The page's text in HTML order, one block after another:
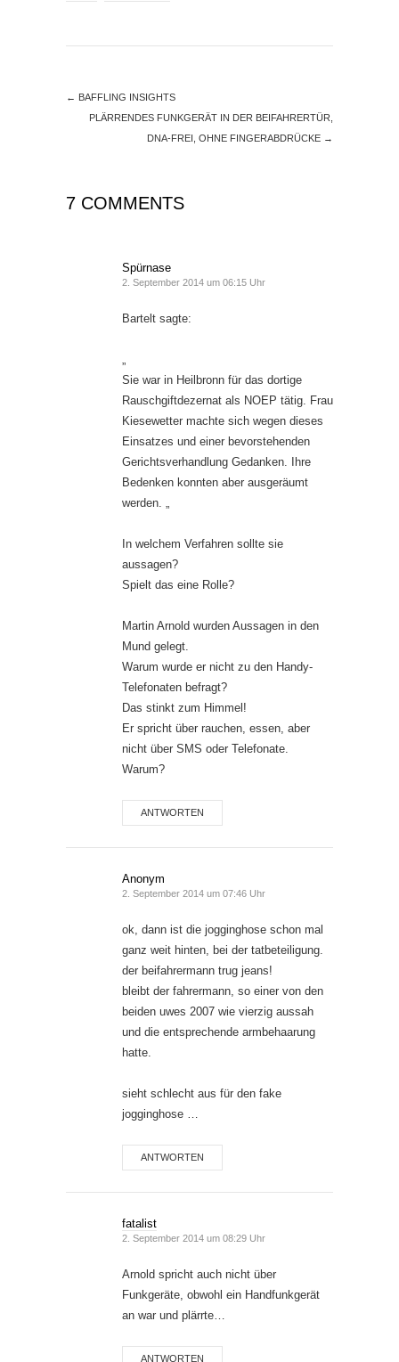
← BAFFLING INSIGHTS
PLÄRRENDES FUNKGERÄT IN DER BEIFAHRERTÜR,
DNA-FREI, OHNE FINGERABDRÜCKE →
7 COMMENTS
Spürnase
2. September 2014 um 06:15 Uhr
Bartelt sagte:
Sie war in Heilbronn für das dortige
Rauschgiftdezernat als NOEP tätig. Frau
Kiesewetter machte sich wegen dieses
Einsatzes und einer bevorstehenden
Gerichtsverhandlung Gedanken. Ihre
Bedenken konnten aber ausgeräumt
werden. „
In welchem Verfahren sollte sie
aussagen?
Spielt das eine Rolle?
Martin Arnold wurden Aussagen in den
Mund gelegt.
Warum wurde er nicht zu den Handy-
Telefonaten befragt?
Das stinkt zum Himmel!
Er spricht über rauchen, essen, aber
nicht über SMS oder Telefonate.
Warum?
ANTWORTEN
Anonym
2. September 2014 um 07:46 Uhr
ok, dann ist die jogginghose schon mal
ganz weit hinten, bei der tatbeteiligung.
der beifahrermann trug jeans!
bleibt der fahrermann, so einer von den
beiden uwes 2007 wie vierzig aussah
und die entsprechende armbehaarung
hatte.
sieht schlecht aus für den fake
jogginghose …
ANTWORTEN
fatalist
2. September 2014 um 08:29 Uhr
Arnold spricht auch nicht über
Funkgeräte, obwohl ein Handfunkgerät
an war und plärrte…
ANTWORTEN